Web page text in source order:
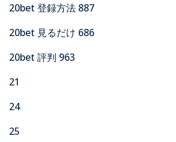
20bet 登録方法 887
20bet 見るだけ 686
20bet 評判 963
21
24
25